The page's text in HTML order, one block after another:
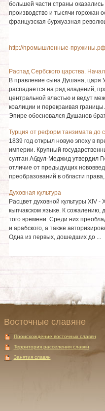
большей части страны оказались
производство и тысячи горожан
французская буржуазная
http://промышленные-
Распад Сербского царства.
В правление сына Душана, царя
распадается на ряд владений,
центральной властью и ведут
коалиции и перекраивая
Эпире обосновался Душанов
Турция от реформ танзимата до
1839 год открыл новую эпоху в
империи. Крупный
султан Абдул-Меджид утвердил
отличие от предыдущих
преобразований в области
Духовная культура
Расцвет духовной культуры XIV
кыпчакском языке. К сожалению,
того времени. Среди них
и арабского, а также
Одна из первых, дошедших до ...
Восточные славяне
Происхождение восточных славян
Территория расселения славян
Занятия славян